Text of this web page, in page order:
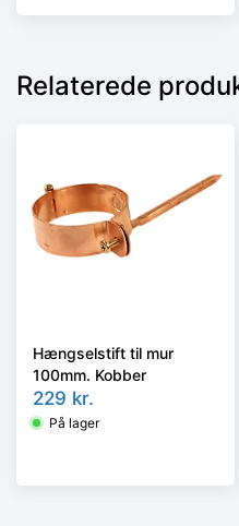
Relaterede
Hængselstift til mur
100mm. Kobber
229 kr.
På lager